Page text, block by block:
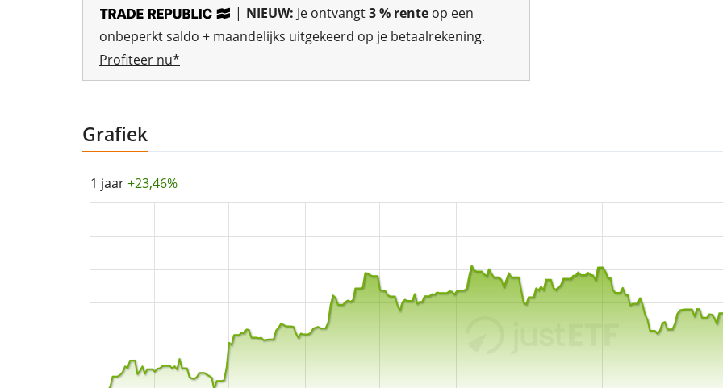
| NIEUW: Je ontvangt3 % rente op een
onbeperkt saldo + maandelijks uitgekeerd op je betaalrekening.
Profiteer nu*
Grafiek
1 jaar+23,46%